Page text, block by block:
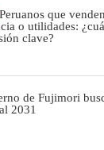
Peruanos que
o utilidades:
clave?
de Fujimori
2031